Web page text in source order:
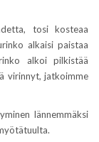
tosi kosteaa
alkaisi paistaa
alkoi pilkistää
virinnyt, jatkoimme
lännemmäksi